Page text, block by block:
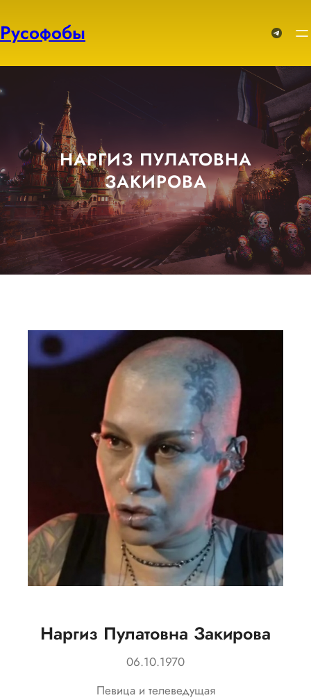
к
содержимому
Русофобы Telegram
НАРГИЗ ПУЛАТОВНА
ЗАКИРОВА
Наргиз Пулатовна Закирова
06.10.1970
Певица и телеведущая